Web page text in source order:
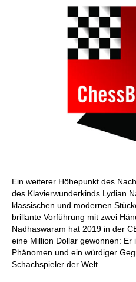
Ein weiterer Höhepunkt des
des Klavierwunderkinds Lydian
klassischen und modernen
brillante Vorführung mit zwei
Nadhaswaram hat 2019 in der
eine Million Dollar gewonnen: Er
Phänomen und ein würdiger
Schachspieler der Welt.